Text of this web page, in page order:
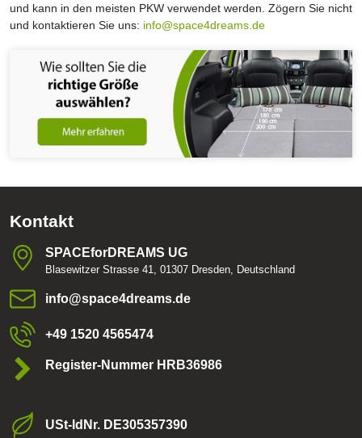
und kann in den meisten PKW verwendet werden. Zögern Sie nicht
und kontaktieren Sie uns: info@space4dreams.de
Kontakt
SPACEforDREAMS UG
Blasewitzer Strasse 41, 01307 Dresden, Deutschland
info​@space4dreams​.de
+49 1520 4565474
Register-Nummer HRB36986
USt-ldNr​. DE305357390